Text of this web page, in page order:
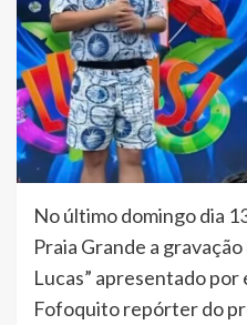
No último domingo dia
Praia Grande a
Lucas” apresentado por
Fofoquito repórter do